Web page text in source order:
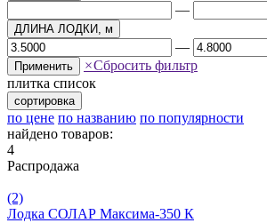
—
ДЛИНА ЛОДКИ, м
—
Применить ×Сбросить фильтр
плитка список
сортировка
по цене по названию по популярности
найдено товаров:
4
Распродажа
(2)
Лодка СОЛАР Максима-350 К